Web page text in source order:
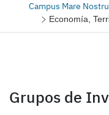
Campus Mare
Economía,
Grupos de